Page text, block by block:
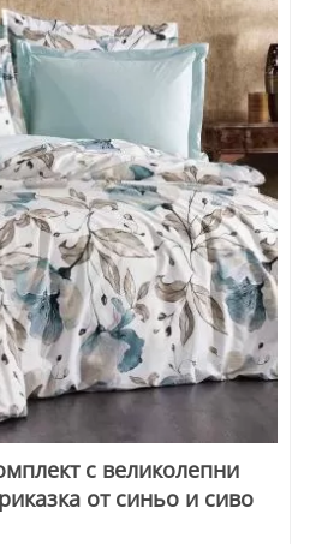
с великолепни
от синьо и сиво